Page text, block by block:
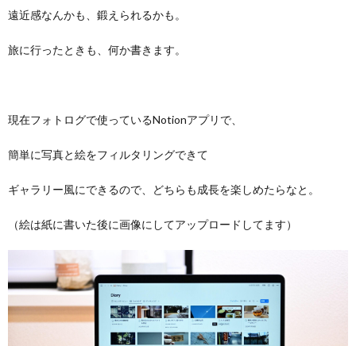
遠近感なんかも、鍛えられるかも。
旅に行ったときも、何か書きます。
現在フォトログで使っているNotionアプリで、
簡単に写真と絵をフィルタリングできて
ギャラリー風にできるので、どちらも成長を楽しめたらなと。
（絵は紙に書いた後に画像にしてアップロードしてます）